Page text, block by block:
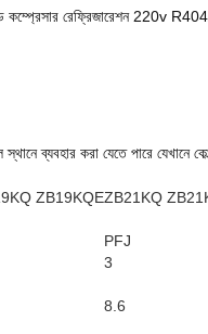
রেফ্রিজারেশন 220v
ব্যবহার করা যেতে পারে যেখানে
ZB19KQEZB21KQ
PFJ
3
8.6